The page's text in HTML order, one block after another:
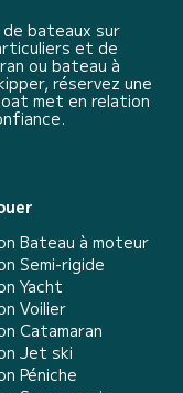
bateaux sur
et de
ou bateau à
réservez une
met en relation
Bateau à moteur
Semi-rigide
Yacht
Voilier
Catamaran
Jet ski
Péniche